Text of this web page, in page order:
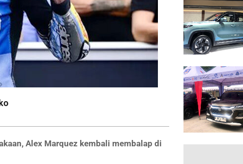
Alex Marquez kembali membalap di